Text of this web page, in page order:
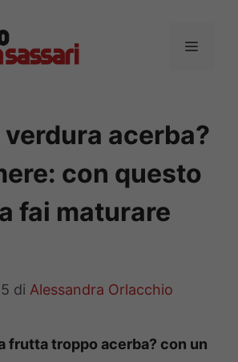
MENU
acerba?
con questo
fai maturare
di Alessandra Orlacchio
frutta troppo acerba? con un